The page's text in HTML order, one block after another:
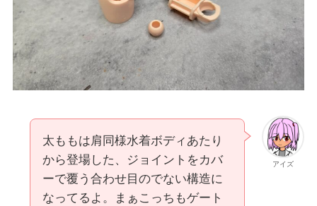
アイズ
太ももは肩同様水着ボディあたり
から登場した、ジョイントをカバ
ーで覆う合わせ目のでない構造に
なってるよ。まぁこっちもゲート